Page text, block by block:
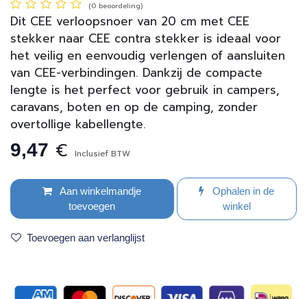
(0 beoordeling)
Dit CEE verloopsnoer van 20 cm met CEE
stekker naar CEE contra stekker is ideaal voor
het veilig en eenvoudig verlengen of aansluiten
van CEE-verbindingen. Dankzij de compacte
lengte is het perfect voor gebruik in campers,
caravans, boten en op de camping, zonder
overtollige kabellengte.
9,47 € Inclusief BTW
Aan winkelmandje
toevoegen
Ophalen in de
winkel
Toevoegen aan verlanglijst